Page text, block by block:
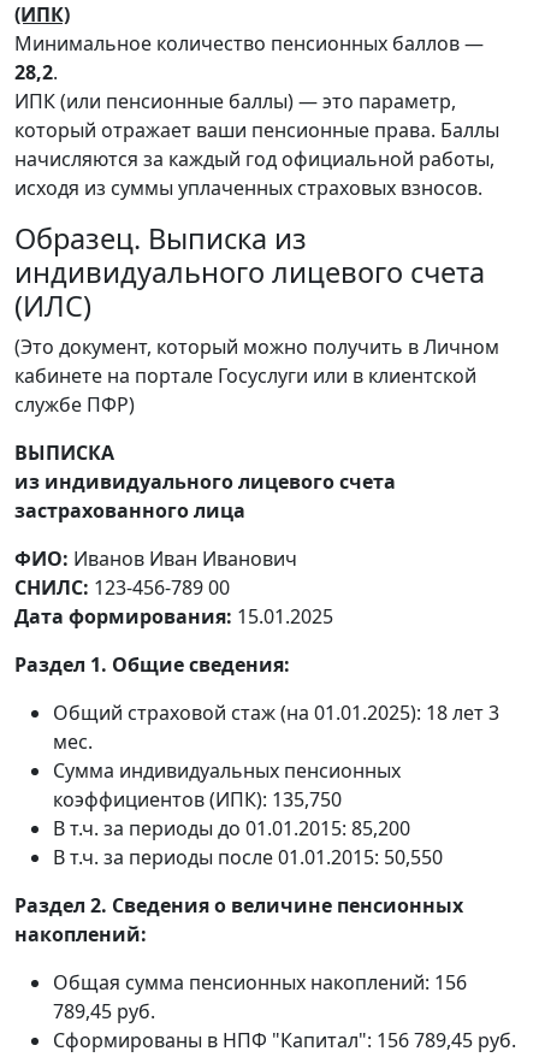
(ИПК)
Минимальное количество пенсионных баллов —
28,2.
ИПК (или пенсионные баллы) — это параметр,
который отражает ваши пенсионные права. Баллы
начисляются за каждый год официальной работы,
исходя из суммы уплаченных страховых взносов.
Образец. Выписка из
индивидуального лицевого счета
(ИЛС)
(Это документ, который можно получить в Личном
кабинете на портале Госуслуги или в клиентской
службе ПФР)
ВЫПИСКА
из индивидуального лицевого счета
застрахованного лица
ФИО: Иванов Иван Иванович
СНИЛС: 123-456-789 00
Дата формирования: 15.01.2025
Раздел 1. Общие сведения:
Общий страховой стаж (на 01.01.2025): 18 лет 3
мес.
Сумма индивидуальных пенсионных
коэффициентов (ИПК): 135,750
В т.ч. за периоды до 01.01.2015: 85,200
В т.ч. за периоды после 01.01.2015: 50,550
Раздел 2. Сведения о величине пенсионных
накоплений:
Общая сумма пенсионных накоплений: 156
789,45 руб.
Сформированы в НПФ "Капитал": 156 789,45 руб.